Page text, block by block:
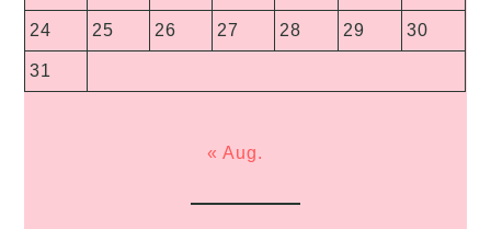
24 25 26 27 28 29 30
31
« Aug.